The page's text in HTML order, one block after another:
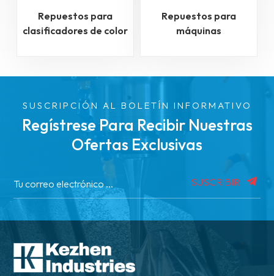
Repuestos para
clasificadores de color
Repuestos para
máquinas
SUSCRIPCIÓN AL BOLETÍN INFORMATIVO
Regístrese Para Recibir Nuestras
Ofertas Exclusivas
SUSCRIBIR